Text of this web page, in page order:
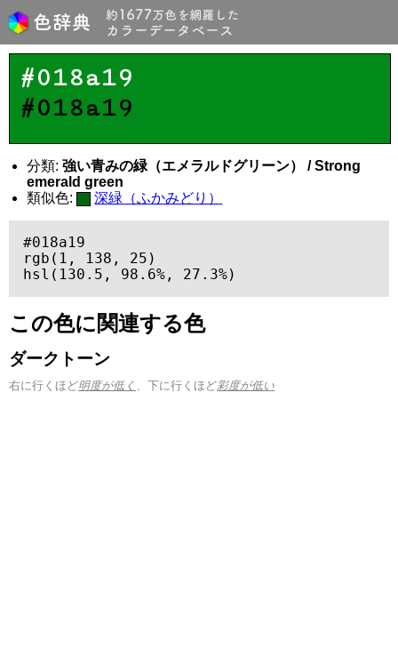
#018a19
#018a19
分類: 強い青みの緑（エメラルドグリーン） / Strong
emerald green
類似色:
深緑（ふかみどり）
#018a19
rgb(1, 138, 25)
hsl(130.5, 98.6%, 27.3%)
この色に関連する色
ダークトーン
右に行くほど明度が低く 、下に行くほど彩度が低い